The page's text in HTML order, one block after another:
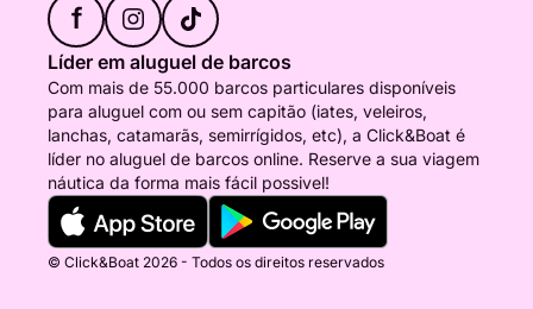
f
Líder em aluguel de barcos
Com mais de 55.000 barcos particulares disponíveis
para aluguel com ou sem capitão (iates, veleiros,
lanchas, catamarãs, semirrígidos, etc), a Click&Boat é
líder no aluguel de barcos online. Reserve a sua viagem
náutica da forma mais fácil possivel!
© Click&Boat 2026 - Todos os direitos reservados